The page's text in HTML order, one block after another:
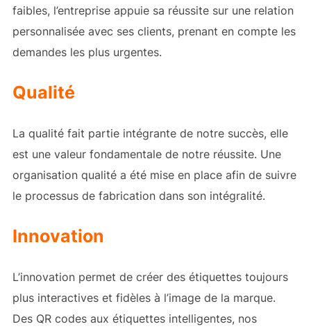
faibles, l’entreprise appuie sa réussite sur une relation
personnalisée avec ses clients, prenant en compte les
demandes les plus urgentes.
Qualité
La qualité fait partie intégrante de notre succès, elle
est une valeur fondamentale de notre réussite. Une
organisation qualité a été mise en place afin de suivre
le processus de fabrication dans son intégralité.
Innovation
L’innovation permet de créer des étiquettes toujours
plus interactives et fidèles à l’image de la marque.
Des QR codes aux étiquettes intelligentes, nos